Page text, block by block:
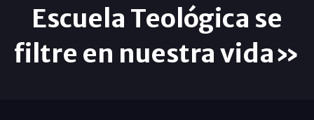
Escuela Teológica se
filtre en nuestra vida»